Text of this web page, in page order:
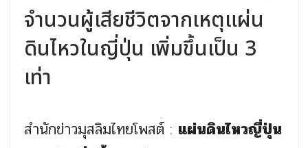
จำนวนผู้เสียชีวิตจากเหตุแผ่น
ดินไหวในญี่ปุ่น เพิ่มขึ้นเป็น 3
เท่า
สำนักข่าวมุสลิมไทยโพสต์ : แผ่นดินไหวญี่ปุ่น